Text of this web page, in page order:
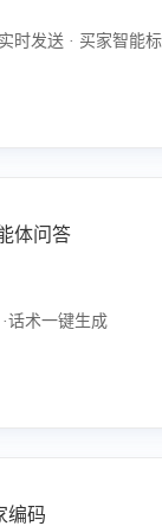
时发送 · 买家智能
体问答
话术一键生成
编码